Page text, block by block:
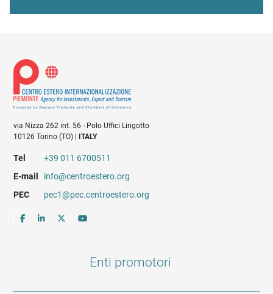
via Nizza 262 int. 56 - Polo Uffici Lingotto
10126 Torino (TO) |
ITALY
Tel
+39 011 6700511
E-mail
info@centroestero.org
PEC
pec1@pec.centroestero.org
Enti promotori